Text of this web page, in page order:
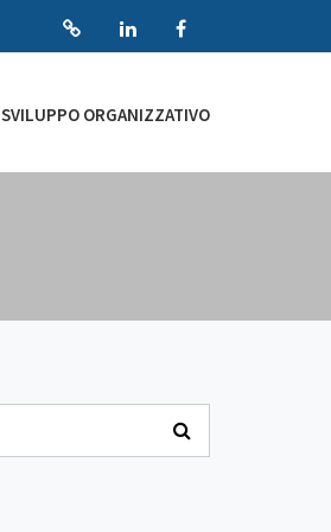
SVILUPPO ORGANIZZATIVO